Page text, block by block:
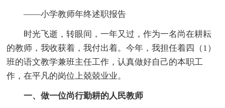
——小学教师年终述职报告
时光飞逝，转眼间，一年又过，作为一名尚在耕耘
的教师，我收获着，我付出着。今年，我担任着四（1）
班的语文教学兼班主任工作，认真做好自己的本职工
作，在平凡的岗位上兢兢业业。
一、做一位尚行勤耕的人民教师